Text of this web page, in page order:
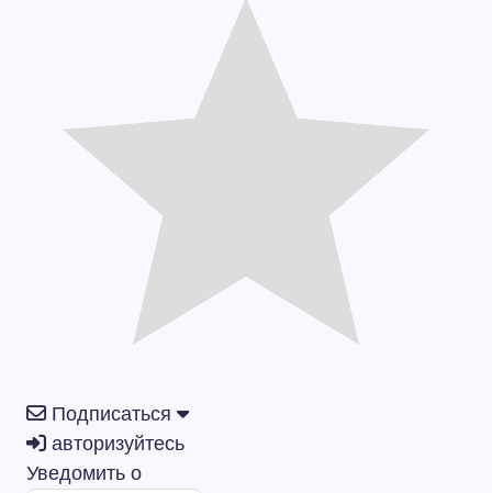
Подписаться
авторизуйтесь
Уведомить о